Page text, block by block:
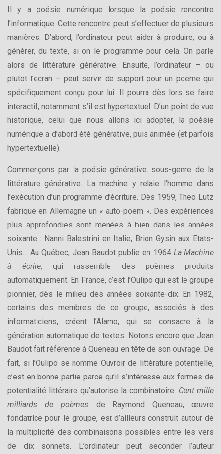
Il y a poésie numérique lorsque la poésie rencontre
l’informatique. Cette rencontre peut s’effectuer de plusieurs
manières. D’abord, l’ordinateur peut aider à produire, ou à
générer, du texte, si on le programme pour cela. On parle
alors de littérature générative. Ensuite, l’ordinateur – ou
plutôt l’écran – peut servir de support pour un poème qui
spécifiquement conçu pour lui. Il pourra dès lors se faire
interactif, notamment s’il est hypertextuel. D’un point de vue
historique, celui que nous allons ici adopter, la poésie
numérique a d’abord été générative, puis animée (et parfois
hypertextuelle).
Commençons par la poésie générative, sous-genre de la
littérature générative. La machine y relaie l’homme dans
l’exécution d’un programme d’écriture. Dès 1959, Theo Lutz
fabrique en Allemagne un « auto-poem ». Des expériences
plus approfondies sont menées à bien dans les années
soixante : Nanni Balestrini en Italie, Brion Gysin aux Etats-
Unis… Au Québec, Jean Baudot publie en 1964 La Machine
à écrire, qui rassemble des poèmes produits
automatiquement. En France, c’est l’Oulipo qui est le groupe
pionnier, dès le milieu des années soixante-dix. En 1982,
certains des membres de ce groupe, associés à des
informaticiens, créent l’Alamo, qui se consacre à la
génération automatique de textes. Notons encore que Jean
Baudot fait référence à Queneau en tête de son ouvrage. De
fait, si l’Oulipo se nomme Ouvroir de littérature potentielle,
c’est en bonne partie parce qu’il s’intéresse aux formes de
potentialité littéraire qu’autorise la combinatoire. Cent mille
milliards de poèmes de Raymond Queneau, œuvre
fondatrice pour le groupe, est d’ailleurs construit autour de
la multiplicité des combinaisons possibles entre les vers
de dix sonnets. L’ordinateur peut seconder l’auteur